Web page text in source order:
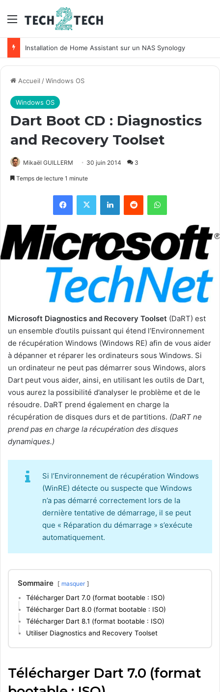
Menu
Installation de Home Assistant sur un NAS Synology
Accueil /Windows OS
Windows OS
Dart Boot CD : Diagnostics
and Recovery Toolset
Mikaël GUILLERM 30 juin 2014 3
Temps de lecture 1 minute
Microsoft Diagnostics and Recovery Toolset (DaRT) est
un ensemble d’outils puissant qui étend l’Environnement
de récupération Windows (Windows RE) afin de vous aider
à dépanner et réparer les ordinateurs sous Windows. Si
un ordinateur ne peut pas démarrer sous Windows, alors
Dart peut vous aider, ainsi, en utilisant les outils de Dart,
vous aurez la possibilité d’analyser le problème et de le
résoudre. DaRT prend également en charge la
récupération de disques durs et de partitions. (DaRT ne
prend pas en charge la récupération des disques
dynamiques.)
Si l’Environnement de récupération Windows
(WinRE) détecte ou suspecte que Windows
n’a pas démarré correctement lors de la
dernière tentative de démarrage, il se peut
que « Réparation du démarrage » s’exécute
automatiquement.
Sommaire masquer
Télécharger Dart 7.0 (format bootable : ISO)
Télécharger Dart 8.0 (format bootable : ISO)
Télécharger Dart 8.1 (format bootable : ISO)
Utiliser Diagnostics and Recovery Toolset
Télécharger Dart 7.0 (format